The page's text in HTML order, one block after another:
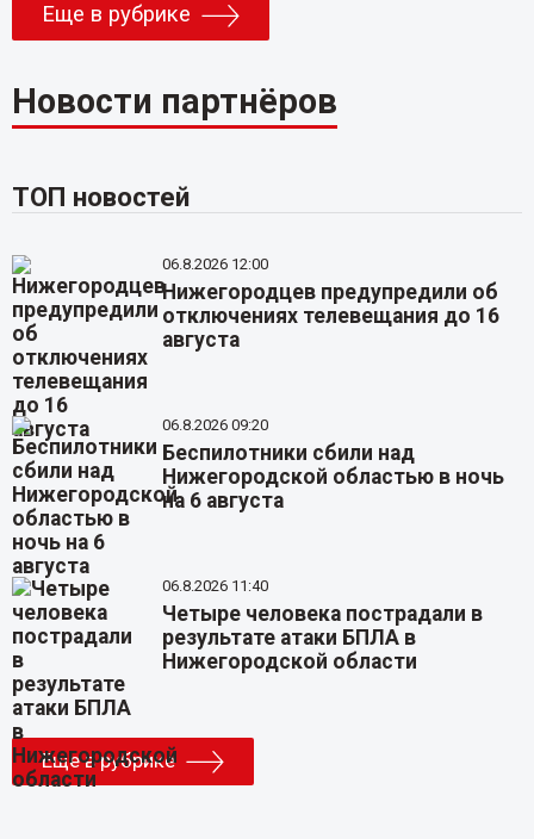
Еще в рубрике
Новости партнёров
ТОП новостей
06.8.2026 12:00
Нижегородцев предупредили об
отключениях телевещания до 16
августа
06.8.2026 09:20
Беспилотники сбили над
Нижегородской областью в ночь
на 6 августа
06.8.2026 11:40
Четыре человека пострадали в
результате атаки БПЛА в
Нижегородской области
Еще в рубрике